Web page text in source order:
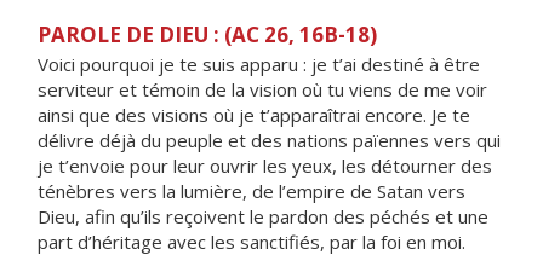
PAROLE DE DIEU : (AC 26, 16B-18)
Voici pourquoi je te suis apparu : je t’ai destiné à être
serviteur et témoin de la vision où tu viens de me voir
ainsi que des visions où je t’apparaîtrai encore. Je te
délivre déjà du peuple et des nations païennes vers qui
je t’envoie pour leur ouvrir les yeux, les détourner des
ténèbres vers la lumière, de l’empire de Satan vers
Dieu, afin qu’ils reçoivent le pardon des péchés et une
part d’héritage avec les sanctifiés, par la foi en moi.